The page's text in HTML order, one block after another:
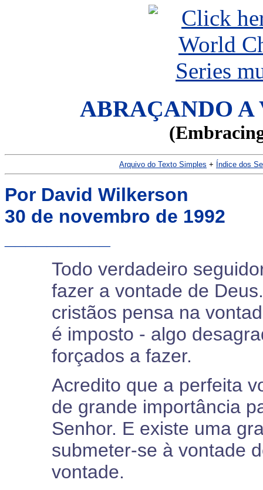
ABRAÇANDO A
Arquivo do Texto Simples + Índice dos
Por David Wilkerson
30 de novembro de 1992
Todo verdadeiro
fazer a vontade de
cristãos pensa na
é imposto - algo
forçados a fazer.
Acredito que a perfeita
de grande importância
Senhor. E existe uma
submeter-se à vontade
vontade.